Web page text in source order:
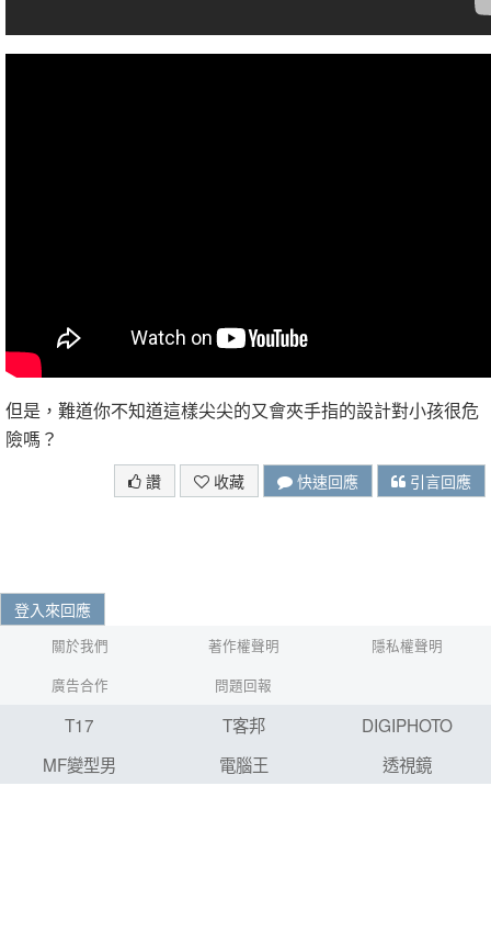
但是，難道你不知道這樣尖尖的又會夾手指的設計對小孩很危
險嗎？
讚 收藏 快速回應 引言回應
登入來回應
關於我們 著作權聲明
隱私權聲明
廣告合作
問題回報
T17 T客邦
DIGIPHOTO
MF變型男
電腦王 透視鏡